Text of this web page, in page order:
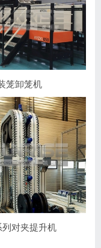
笼卸笼机
列对夹提升机